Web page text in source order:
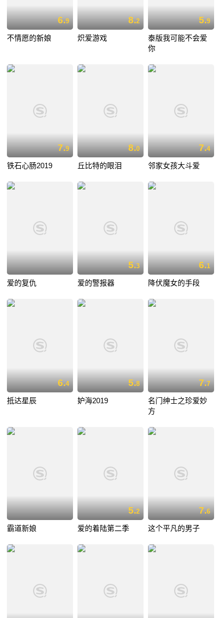
6.9
不情愿的新娘
8.2
炽爱游戏
5.9
泰版我可能不会爱
你
7.9
铁石心肠2019
8.0
丘比特的眼泪
7.4
邻家女孩大斗爱
爱的复仇
5.3
爱的警报器
6.1
降伏魔女的手段
6.4
抵达星辰
5.8
妒海2019
7.7
名门绅士之珍爱妙
方
霸道新娘
5.2
爱的着陆第二季
7.6
这个平凡的男子